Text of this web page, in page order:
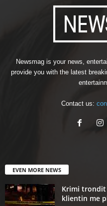
Newsmag is your news,
provide you with the latest
Contact us:
EVEN MORE NEWS
Krimi
klientin me